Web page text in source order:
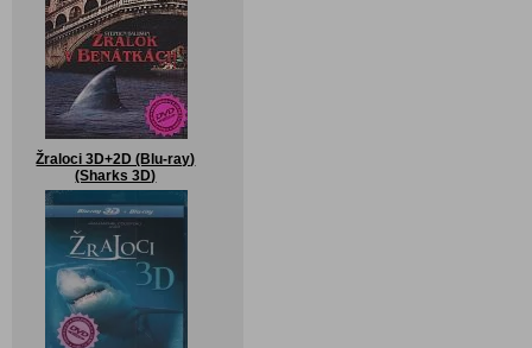
Žraloci 3D+2D (Blu-ray)
(Sharks 3D)